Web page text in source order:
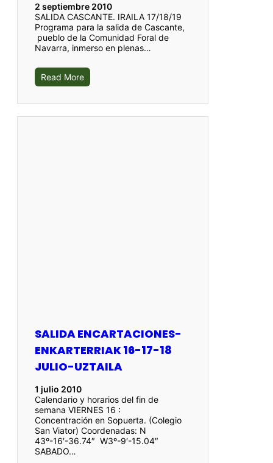
2 septiembre 2010
SALIDA CASCANTE. IRAILA 17/18/19
Programa para la salida de Cascante,
pueblo de la Comunidad Foral de
Navarra, inmerso en plenas…
Read More
SALIDA ENCARTACIONES-
ENKARTERRIAK 16-17-18
JULIO-UZTAILA
1 julio 2010
Calendario y horarios del fin de
semana VIERNES 16 :
Concentración en Sopuerta. (Colegio
San Viator) Coordenadas: N
43º-16′-36.74″ W3º-9′-15.04″
SABADO…